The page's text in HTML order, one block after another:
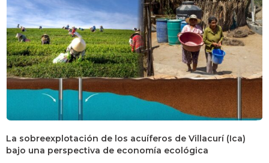
La sobreexplotación de los acuíferos de Villacurí (Ica)
bajo una perspectiva de economía ecológica